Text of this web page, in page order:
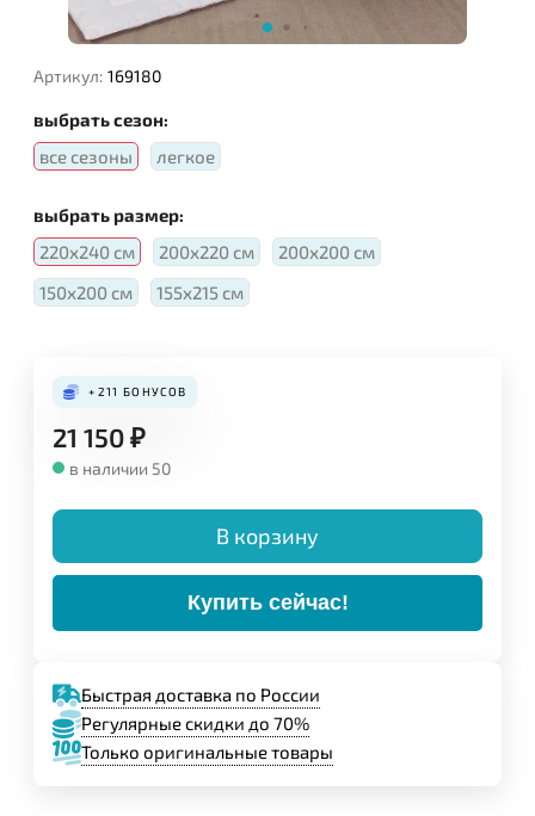
Артикул: 169180
выбрать сезон:
все сезоны
легкое
выбрать размер:
220х240 см
200х220 см
200х200 см
150х200 см
155х215 см
+211 БОНУСОВ
21 150₽
в наличии 50
В корзину
Купить сейчас!
Быстрая доставка по России
Регулярные скидки до 70%
Только оригинальные товары